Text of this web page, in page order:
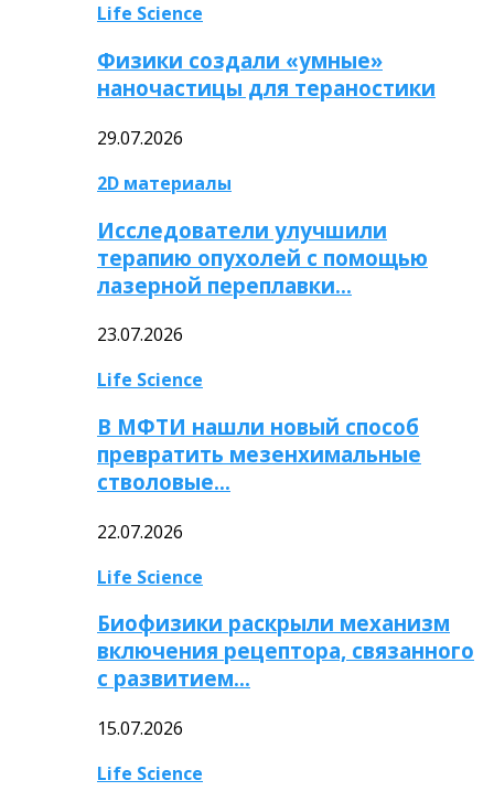
Life Science
Физики создали «умные»
наночастицы для тераностики
29.07.2026
2D материалы
Исследователи улучшили
терапию опухолей с помощью
лазерной переплавки…
23.07.2026
Life Science
В МФТИ нашли новый способ
превратить мезенхимальные
стволовые…
22.07.2026
Life Science
Биофизики раскрыли механизм
включения рецептора, связанного
с развитием…
15.07.2026
Life Science